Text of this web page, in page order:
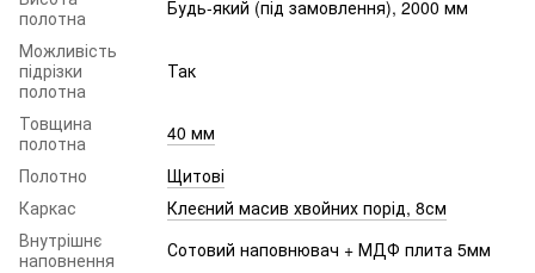
полотна
Будь-який (під замовлення), 2000 мм
Можливість
підрізки
полотна
Так
Товщина
полотна
40 мм
Полотно
Щитові
Каркас
Клеєний масив хвойних порід, 8см
Внутрішнє
наповнення
Сотовий наповнювач + МДФ плита 5мм